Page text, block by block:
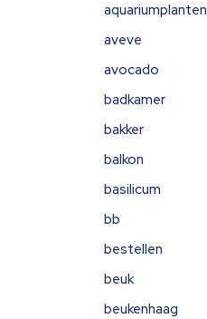
aquariumplanten
aveve
avocado
badkamer
bakker
balkon
basilicum
bb
bestellen
beuk
beukenhaag